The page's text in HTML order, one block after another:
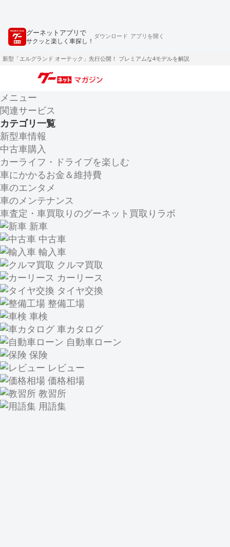
グーネットアプリで
サクッと楽しく車探し！
ダウンロード アプリを開く
新型「エルグランド オーテック」先行公開！ プレミアムな4モデルを解説
メニュー
関連サービス
カテゴリ一覧
新型車情報
中古車購入
カーライフ・ドライブを楽しむ
車にかかるお金＆維持費
車のエンタメ
車のメンテナンス
車査定・車買取りのグーネット買取りラボ
新車
中古車
輸入車
クルマ買取
カーリース
タイヤ交換
整備工場
車検
車カタログ
自動車ローン
保険
レビュー
価格相場
教習所
用語集